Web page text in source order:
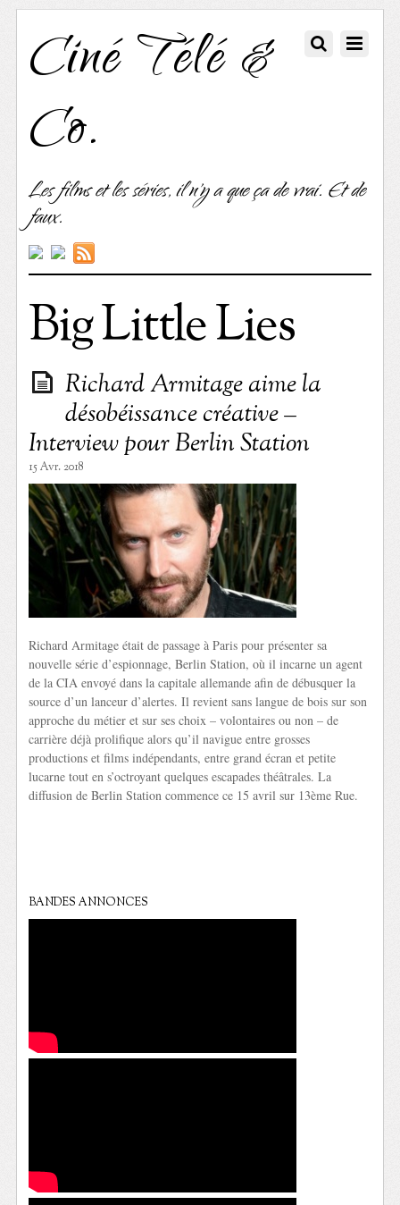
Ciné Télé &
Co.
Les films et les séries, il n'y a que ça de vrai. Et de
faux.
Big Little Lies
Richard Armitage aime la
désobéissance créative –
Interview pour Berlin Station
15 Avr. 2018
Richard Armitage était de passage à Paris pour présenter sa
nouvelle série d’espionnage, Berlin Station, où il incarne un agent
de la CIA envoyé dans la capitale allemande afin de débusquer la
source d’un lanceur d’alertes. Il revient sans langue de bois sur son
approche du métier et sur ses choix – volontaires ou non – de
carrière déjà prolifique alors qu’il navigue entre grosses
productions et films indépendants, entre grand écran et petite
lucarne tout en s’octroyant quelques escapades théâtrales. La
diffusion de Berlin Station commence ce 15 avril sur 13ème Rue.
BANDES ANNONCES